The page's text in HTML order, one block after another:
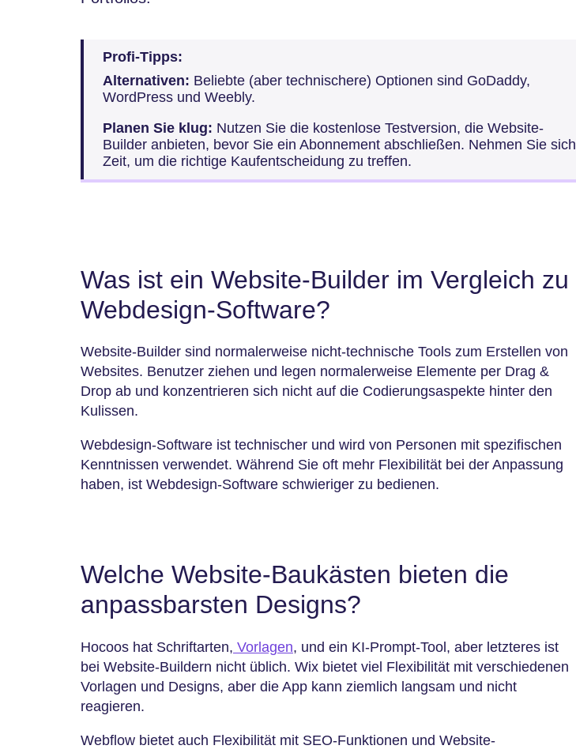
Profi-Tipps:
Alternativen: Beliebte (aber technischere) Optionen sind GoDaddy,
WordPress und Weebly.
Planen Sie klug: Nutzen Sie die kostenlose Testversion, die Website-
Builder anbieten, bevor Sie ein Abonnement abschließen. Nehmen Sie sich
Zeit, um die richtige Kaufentscheidung zu treffen.
Was ist ein Website-Builder im Vergleich zu
Webdesign-Software?
Website-Builder sind normalerweise nicht-technische Tools zum Erstellen von
Websites. Benutzer ziehen und legen normalerweise Elemente per Drag &
Drop ab und konzentrieren sich nicht auf die Codierungsaspekte hinter den
Kulissen.
Webdesign-Software ist technischer und wird von Personen mit spezifischen
Kenntnissen verwendet. Während Sie oft mehr Flexibilität bei der Anpassung
haben, ist Webdesign-Software schwieriger zu bedienen.
Welche Website-Baukästen bieten die
anpassbarsten Designs?
Hocoos hat Schriftarten, Vorlagen, und ein KI-Prompt-Tool, aber letzteres ist
bei Website-Buildern nicht üblich. Wix bietet viel Flexibilität mit verschiedenen
Vorlagen und Designs, aber die App kann ziemlich langsam und nicht
reagieren.
Webflow bietet auch Flexibilität mit SEO-Funktionen und Website-